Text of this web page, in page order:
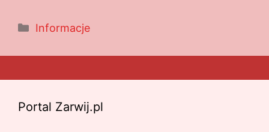
Kategorie
Informacje
Portal Zarwij.pl